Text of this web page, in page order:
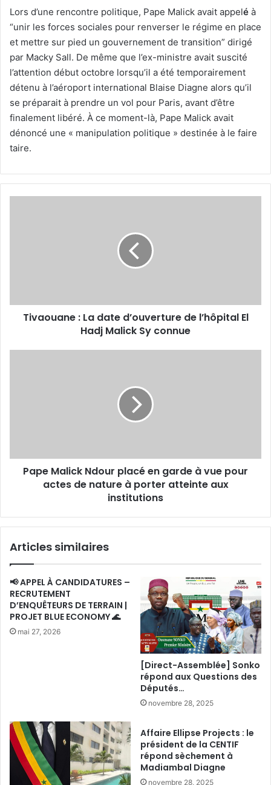
Lors d’une rencontre politique, Pape Malick avait appelé à
“unir les forces sociales pour renverser le régime en place
et mettre sur pied un gouvernement de transition” dirigé
par Macky Sall. De même que l’ex-ministre avait suscité
l’attention début octobre lorsqu’il a été temporairement
détenu à l’aéroport international Blaise Diagne alors qu’il
se préparait à prendre un vol pour Paris, avant d’être
finalement libéré. À ce moment-là, Pape Malick avait
dénoncé une « manipulation politique » destinée à le faire
taire.
Hadj
MalickTivaouane : La date d’ouverture de l’hôpital El
Hadj Malick Sy connue
pour
actes
porter
aux
Pape Malick Ndour placé en garde à vue pour
actes de nature à porter atteinte aux
institutions
Articles similaires
📢 APPEL À CANDIDATURES –
RECRUTEMENT
D’ENQUÊTEURS DE TERRAIN |
PROJET BLUE ECONOMY 🌊
mai 27, 2026
[Direct-Assemblée] Sonko
répond aux Questions des
Députés…
novembre 28, 2025
Affaire Ellipse Projects : le
président de la CENTIF
répond sèchement à
Madiambal Diagne
novembre 28, 2025